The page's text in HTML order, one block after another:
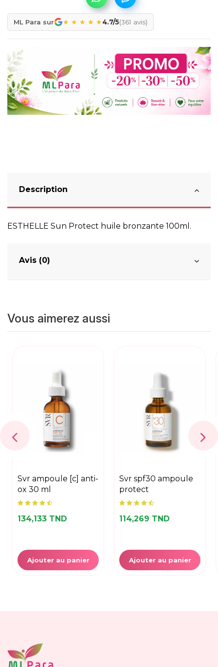
ML Para sur ★ ★ ★ ★ ★4.7/5(361 avis)
Description
ESTHELLE Sun Protect huile bronzante 100ml.
Avis (0)
Vous aimerez aussi
svr ampoule [c] anti-
ox 30 ml
134,133 TND
Ajouter au panier
svr spf30 ampoule
protect
114,269 TND
Ajouter au panier